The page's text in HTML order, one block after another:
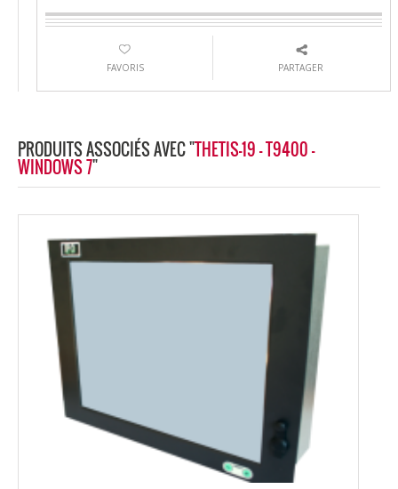
FAVORIS PARTAGER
PRODUITS ASSOCIÉS AVEC "THETIS-19 - T9400 -
WINDOWS 7"